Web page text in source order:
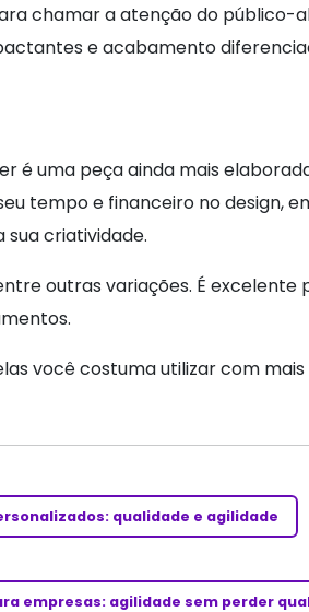
chamar a atenção do público-
e acabamento
é uma peça ainda mais
tempo e financeiro no design,
sua criatividade.
outras variações. É excelente
você costuma utilizar com mais
qualidade e agilidade
empresas: agilidade sem perder